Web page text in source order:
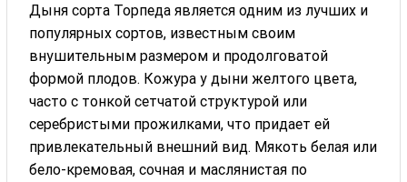
Дыня сорта Торпеда является одним из лучших и
популярных сортов, известным своим
внушительным размером и продолговатой
формой плодов. Кожура у дыни желтого цвета,
часто с тонкой сетчатой структурой или
серебристыми прожилками, что придает ей
привлекательный внешний вид. Мякоть белая или
бело-кремовая, сочная и маслянистая по